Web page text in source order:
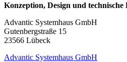
Konzeption, Design und technische
Advantic Systemhaus GmbH
Gutenbergstraße 15
23566 Lübeck
Advantic Systemhaus GmbH